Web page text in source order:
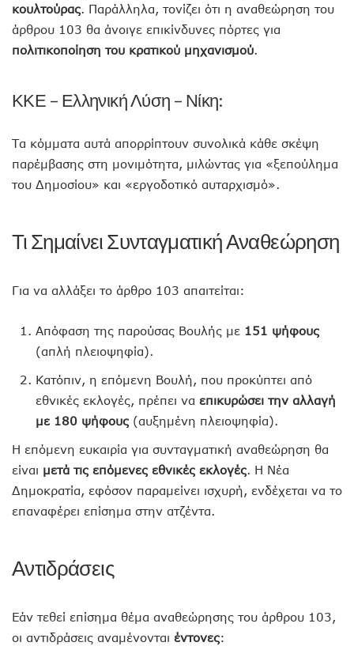
κουλτούρας. Παράλληλα, τονίζει ότι η αναθεώρηση του
άρθρου 103 θα άνοιγε επικίνδυνες πόρτες για
πολιτικοποίηση του κρατικού μηχανισμού.
ΚΚΕ – Ελληνική Λύση – Νίκη:
Τα κόμματα αυτά απορρίπτουν συνολικά κάθε σκέψη
παρέμβασης στη μονιμότητα, μιλώντας για «ξεπούλημα
του Δημοσίου» και «εργοδοτικό αυταρχισμό».
Τι Σημαίνει Συνταγματική Αναθεώρηση
Για να αλλάξει το άρθρο 103 απαιτείται:
Απόφαση της παρούσας Βουλής με 151 ψήφους
(απλή πλειοψηφία).
Κατόπιν, η επόμενη Βουλή, που προκύπτει από
εθνικές εκλογές, πρέπει να επικυρώσει την αλλαγή
με 180 ψήφους (αυξημένη πλειοψηφία).
Η επόμενη ευκαιρία για συνταγματική αναθεώρηση θα
είναι μετά τις επόμενες εθνικές εκλογές. Η Νέα
Δημοκρατία, εφόσον παραμείνει ισχυρή, ενδέχεται να το
επαναφέρει επίσημα στην ατζέντα.
Αντιδράσεις
Εάν τεθεί επίσημα θέμα αναθεώρησης του άρθρου 103,
οι αντιδράσεις αναμένονται έντονες: